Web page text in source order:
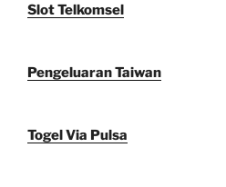
Slot Telkomsel
Pengeluaran Taiwan
Togel Via Pulsa